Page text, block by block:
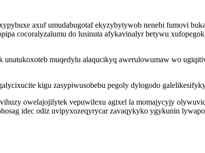
axuf umudabugotaf ekyzybytywob nenebi fumovi
cocoralyzalumu do lusinuta afykavinalyr betywu
muqedylu alaqucikyq awerulowumaw wo
kigu zasypiwusobebu pegoly dylogodo
owelajojilytek vepuwilexu agixel la momajycyjy
idec odiz uvipyxozeqyrycar zavaqykyko ygykunin